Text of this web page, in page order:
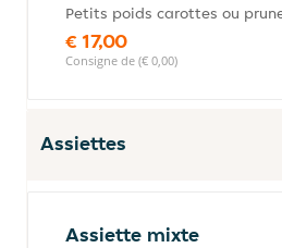
Petits poids carottes ou
€ 17,00
Consigne de (€ 0,00)
Assiettes
Assiette mixte